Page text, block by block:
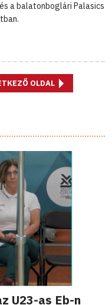
a balatonboglári Palasics
OLDAL
U23-as Eb-n